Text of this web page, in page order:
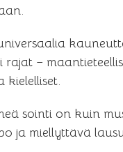
–
kielelliset.
sointi on kuin
ja miellyttävä